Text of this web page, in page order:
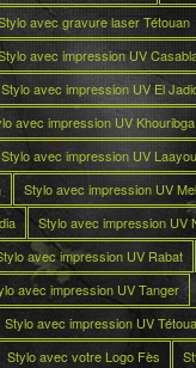
avec gravure laser Tétouan
avec impression UV
Stylo avec impression UV El
avec impression UV Khouribga
Stylo avec impression UV
Stylo avec impression UV
Stylo avec impression UV
avec impression UV Rabat
avec impression UV Tanger
Stylo avec impression UV
Stylo avec votre Logo Fès